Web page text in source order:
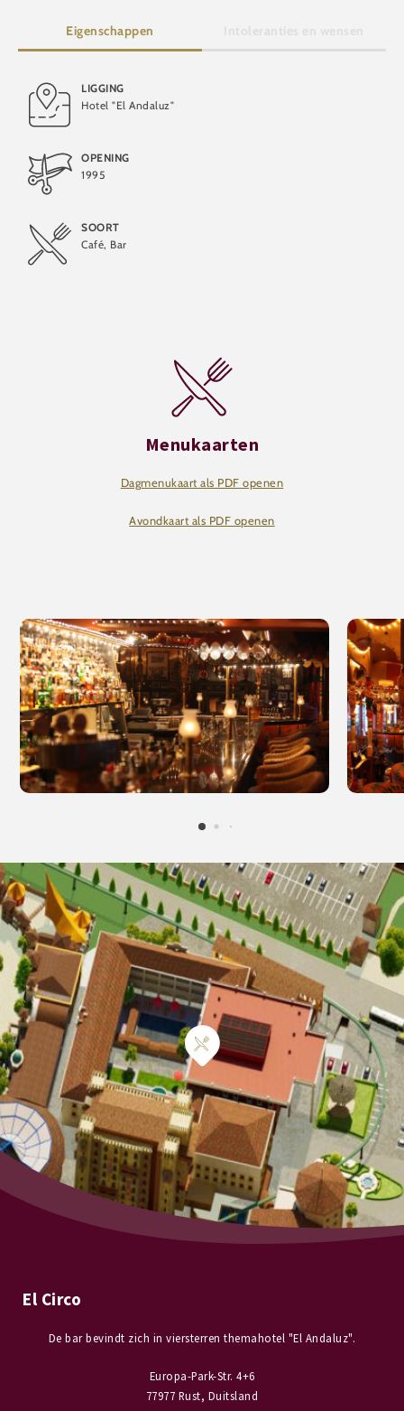
Eigenschappen
LIGGING
Hotel "El Andaluz"
OPENING
1995
SOORT
Café, Bar
Lactosevrij
Menukaarten
Dagmenukaart als PDF openen
Avondkaart als PDF openen
El Circo
De bar bevindt zich in viersterren themahotel "El Andaluz".
Europa-Park-Str. 4+6
77977 Rust, Duitsland